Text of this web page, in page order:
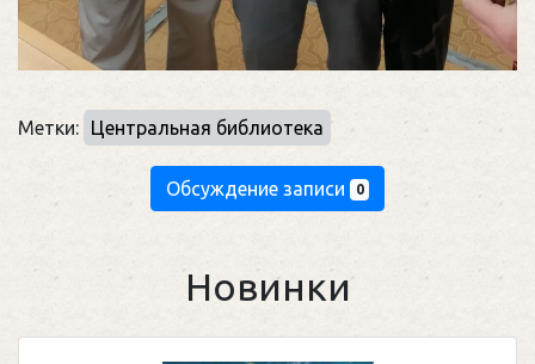
Метки: Центральная библиотека
Обсуждение записи 0
Новинки